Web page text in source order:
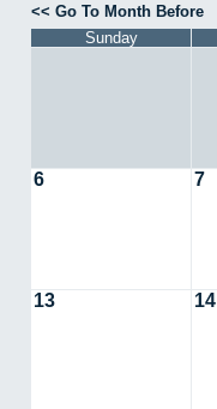
<< Go To Month Before
Sunday
6 7
13 14